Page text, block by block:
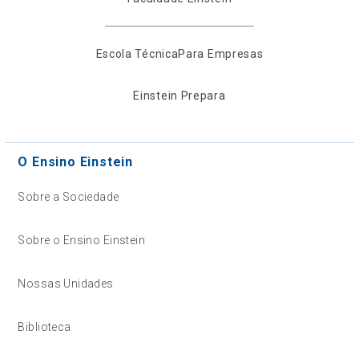
Escola TécnicaPara Empresas
Einstein Prepara
O Ensino Einstein
Sobre a Sociedade
Sobre o Ensino Einstein
Nossas Unidades
Biblioteca